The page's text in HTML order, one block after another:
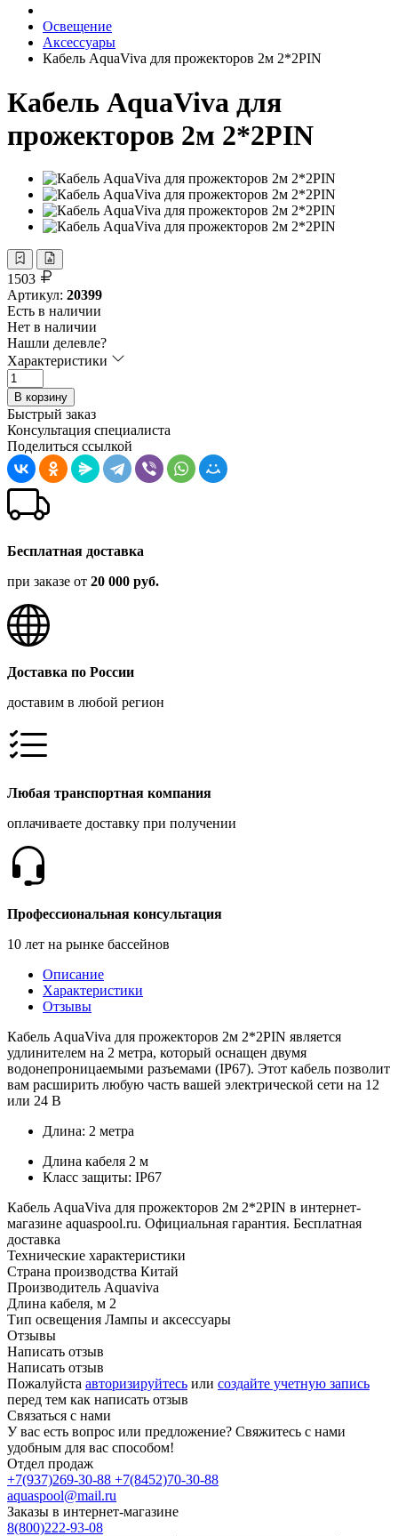
Освещение
Аксессуары
Кабель AquaViva для прожекторов 2м 2*2PIN
Кабель AquaViva для
прожекторов 2м 2*2PIN
1503
Артикул: 20399
Есть в наличии
Нет в наличии
Нашли делевле?
Характеристики
В корзину
Быстрый заказ
Консультация специалиста
Поделиться ссылкой
Бесплатная доставка
при заказе от 20 000 руб.
Доставка по России
доставим в любой регион
Любая транспортная компания
оплачиваете доставку при получении
Профессиональная консультация
10 лет на рынке бассейнов
Описание
Характеристики
Отзывы
Кабель AquaViva для прожекторов 2м 2*2PIN является
удлинителем на 2 метра, который оснащен двумя
водонепроницаемыми разъемами (IP67). Этот кабель позволит
вам расширить любую часть вашей электрической сети на 12
или 24 В
Длина: 2 метра
Длина кабеля 2 м
Класс защиты: IP67
Кабель AquaViva для прожекторов 2м 2*2PIN в интернет-
магазине aquaspool.ru. Официальная гарантия. Бесплатная
доставка
Технические характеристики
Страна производства Китай
Производитель Aquaviva
Длина кабеля, м 2
Тип освещения Лампы и аксессуары
Отзывы
Написать отзыв
Написать отзыв
Пожалуйста авторизируйтесь или создайте учетную запись
перед тем как написать отзыв
Связаться с нами
У вас есть вопрос или предложение? Свяжитесь с нами
удобным для вас способом!
Отдел продаж
+7(937)269-30-88 +7(8452)70-30-88
aquaspool@mail.ru
Заказы в интернет-магазине
8(800)222-93-08